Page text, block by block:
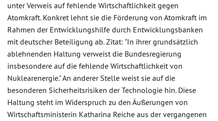
unter Verweis auf fehlende Wirtschaftlichkeit gegen
Atomkraft. Konkret lehnt sie die Förderung von Atomkraft im
Rahmen der Entwicklungshilfe durch Entwicklungsbanken
mit deutscher Beteiligung ab. Zitat: "In ihrer grundsätzlich
ablehnenden Haltung verweist die Bundesregierung
insbesondere auf die fehlende Wirtschaftlichkeit von
Nuklearenergie." An anderer Stelle weist sie auf die
besonderen Sicherheitsrisiken der Technologie hin. Diese
Haltung steht im Widerspruch zu den Äußerungen von
Wirtschaftsministerin Katharina Reiche aus der vergangenen